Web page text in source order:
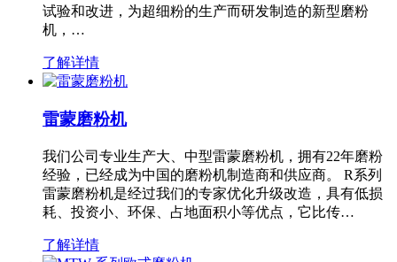
试验和改进，为超细粉的生产而研发制造的新型磨粉
机，…
了解详情
雷蒙磨粉机
我们公司专业生产大、中型雷蒙磨粉机，拥有22年磨粉
经验，已经成为中国的磨粉机制造商和供应商。 R系列
雷蒙磨粉机是经过我们的专家优化升级改造，具有低损
耗、投资小、环保、占地面积小等优点，它比传…
了解详情